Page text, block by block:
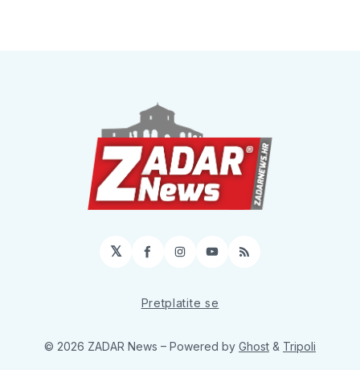
𝕏 Facebook
Instagram
YouTube
RSS
Pretplatite se
© 2026 ZADAR News – Powered by Ghost & Tripoli